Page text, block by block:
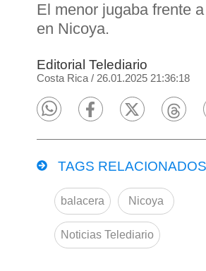
El menor jugaba frente
en Nicoya.
Editorial Telediario
Costa Rica/ 26.01.2025 21:36:18
TAGS
balacera Nicoya
Noticias Telediario